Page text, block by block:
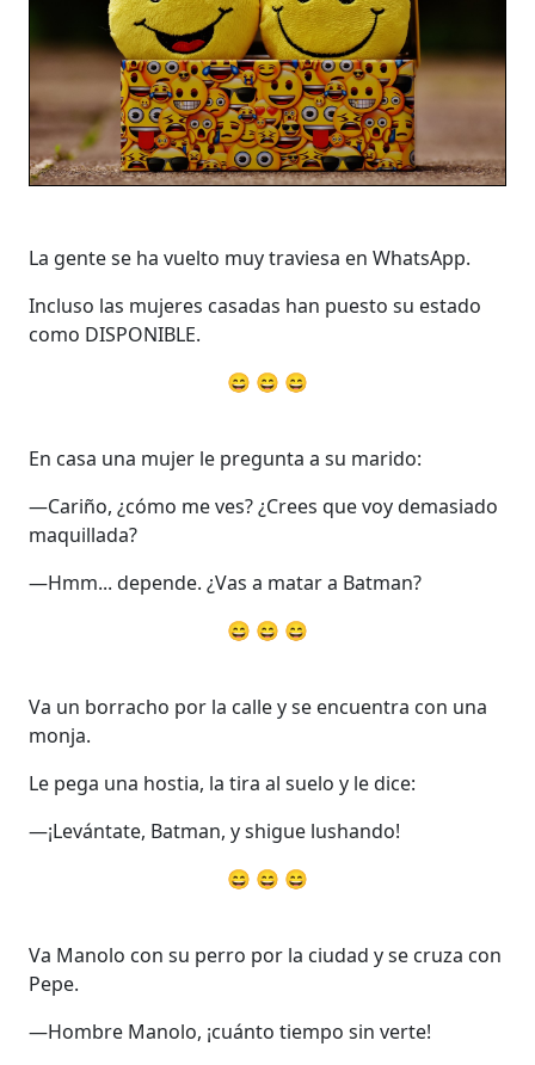
La gente se ha vuelto muy traviesa en WhatsApp.
Incluso las mujeres casadas han puesto su estado
como DISPONIBLE.
😄 😄 😄
En casa una mujer le pregunta a su marido:
—Cariño, ¿cómo me ves? ¿Crees que voy demasiado
maquillada?
—Hmm... depende. ¿Vas a matar a Batman?
😄 😄 😄
Va un borracho por la calle y se encuentra con una
monja.
Le pega una hostia, la tira al suelo y le dice:
—¡Levántate, Batman, y shigue lushando!
😄 😄 😄
Va Manolo con su perro por la ciudad y se cruza con
Pepe.
—Hombre Manolo, ¡cuánto tiempo sin verte!